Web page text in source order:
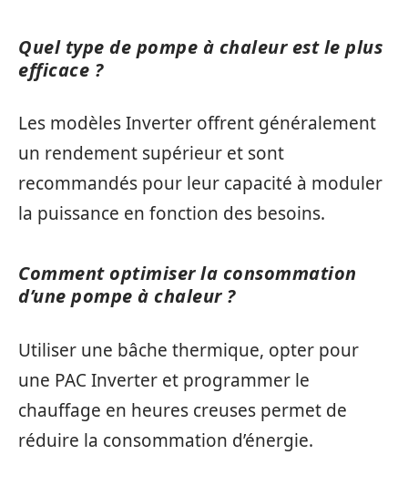
Quel type de pompe à chaleur est le plus
efficace ?
Les modèles Inverter offrent généralement
un rendement supérieur et sont
recommandés pour leur capacité à moduler
la puissance en fonction des besoins.
Comment optimiser la consommation
d’une pompe à chaleur ?
Utiliser une bâche thermique, opter pour
une PAC Inverter et programmer le
chauffage en heures creuses permet de
réduire la consommation d’énergie.